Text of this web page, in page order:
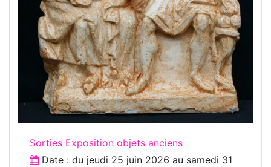
Sorties Exposition objets anciens
Date : du jeudi 25 juin 2026 au samedi 31